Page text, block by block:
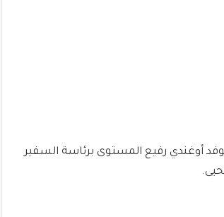
أوغندي رفيع المستوى برئاسة السفير